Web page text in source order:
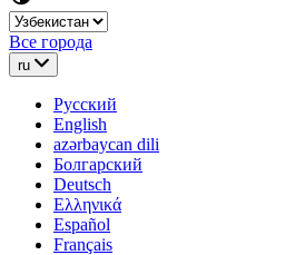
Все города
ru
Русский
English
azərbaycan dili
Болгарский
Deutsch
Ελληνικά
Español
Français